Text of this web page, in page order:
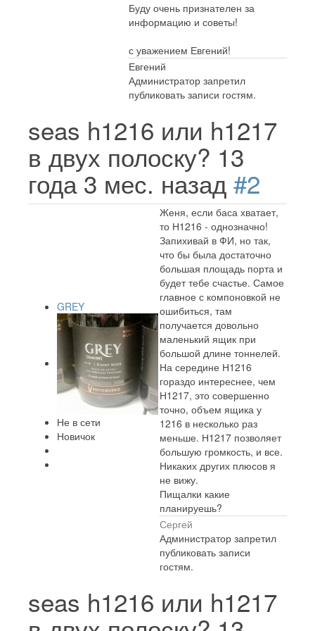
Буду очень признателен за
информацию и советы!
с уважением Евгений!
Евгений
Администратор запретил
публиковать записи гостям.
seas h1216 или h1217
в двух полоску? 13
года 3 мес. назад #2
GREY
Не в сети
Новичок
Женя, если баса хватает,
то Н1216 - однозначно!
Запихивай в ФИ, но так,
что бы была достаточно
большая площадь порта и
будет тебе счастье. Самое
главное с компоновкой не
ошибиться, там
получается довольно
маленький ящик при
большой длине тоннелей.
На середине Н1216
гораздо интереснее, чем
Н1217, это совершенно
точно, объем ящика у
1216 в несколько раз
меньше. Н1217 позволяет
большую громкость, и все.
Никаких других плюсов я
не вижу.
Пищалки какие
планируешь?
Сергей
Администратор запретил
публиковать записи
гостям.
seas h1216 или h1217